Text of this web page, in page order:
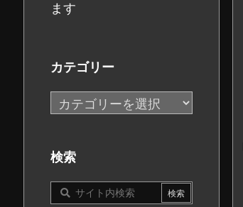
ます
カテゴリー
カ
テ
リ
ー
検索